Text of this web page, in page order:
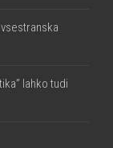
lahko tudi